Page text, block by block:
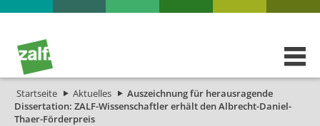
Startseite Aktuelles
Auszeichnung für herausragende
Dissertation: ZALF-Wissenschaftler erhält den Albrecht-Daniel-
Thaer-Förderpreis